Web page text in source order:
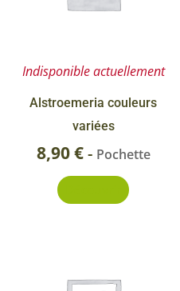
Indisponible actuellement
Alstroemeria couleurs
variées
8,90€- Pochette